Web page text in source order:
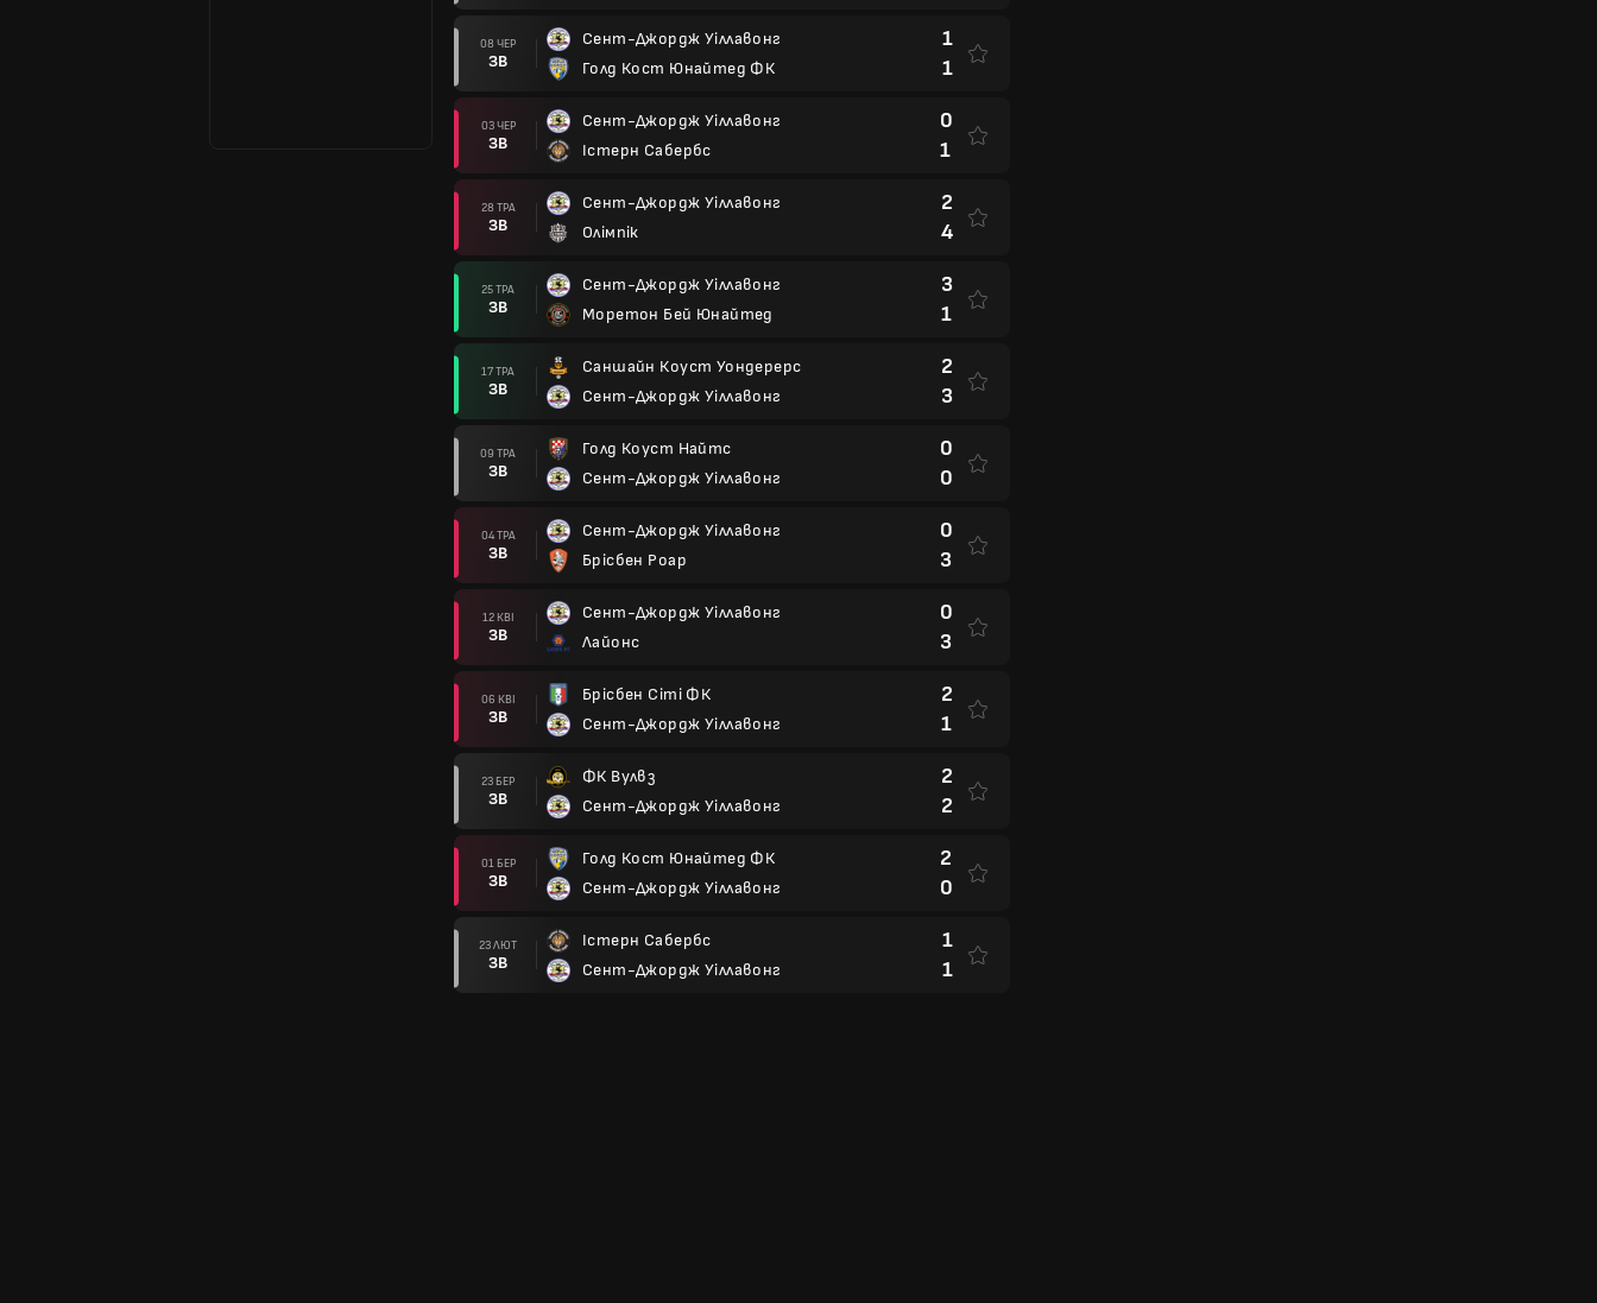
08 ЧЕР
ЗВ
Сент-Джордж Уіллавонг
Голд Кост Юнайтед ФК
1
1
03 ЧЕР
ЗВ
Сент-Джордж Уіллавонг
Істерн Сабербс
0
1
28 ТРА
ЗВ
Сент-Джордж Уіллавонг
Олімпік
2
4
25 ТРА
ЗВ
Сент-Джордж Уіллавонг
Моретон Бей Юнайтед
3
1
17 ТРА
ЗВ
Саншайн Коуст Уондерерс
Сент-Джордж Уіллавонг
2
3
09 ТРА
ЗВ
Голд Коуст Найтс
Сент-Джордж Уіллавонг
0
0
04 ТРА
ЗВ
Сент-Джордж Уіллавонг
Брісбен Роар
0
3
12 КВІ
ЗВ
Сент-Джордж Уіллавонг
Лайонс
0
3
06 КВІ
ЗВ
Брісбен Сіті ФК
Сент-Джордж Уіллавонг
2
1
23 БЕР
ЗВ
ФК Вулвз
Сент-Джордж Уіллавонг
2
2
01 БЕР
ЗВ
Голд Кост Юнайтед ФК
Сент-Джордж Уіллавонг
2
0
23 ЛЮТ
ЗВ
Істерн Сабербс
Сент-Джордж Уіллавонг
1
1